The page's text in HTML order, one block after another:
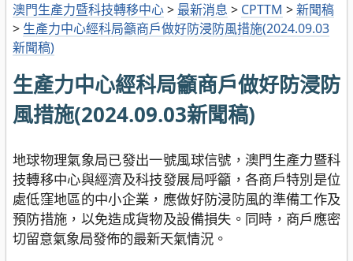
澳門生產力暨科技轉移中心> 最新消息 > CPTTM >新聞稿
> 生產力中心經科局籲商戶做好防浸防風措施(2024.09.03
新聞稿)
生產力中心經科局籲商戶做好防浸防
風措施(2024.09.03新聞稿)
地球物理氣象局已發出一號風球信號，澳門生產力暨科
技轉移中心與經濟及科技發展局呼籲，各商戶特別是位
處低窪地區的中小企業，應做好防浸防風的準備工作及
預防措施，以免造成貨物及設備損失。同時，商戶應密
切留意氣象局發佈的最新天氣情況。